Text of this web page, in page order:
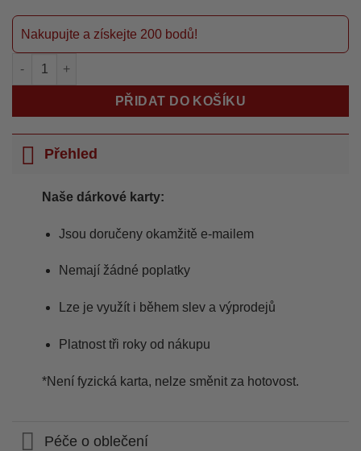
Nakupujte a získejte 200 bodů!
KanjoWorks 500 Kč e-GIFT CARD množství
PŘIDAT DO KOŠÍKU
Přehled
Naše dárkové karty:
Jsou doručeny okamžitě e-mailem
Nemají žádné poplatky
Lze je využít i během slev a výprodejů
Platnost tři roky od nákupu
*Není fyzická karta, nelze směnit za hotovost.
Péče o oblečení